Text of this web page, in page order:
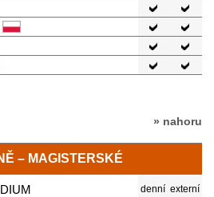
» nahoru
– MAGISTERSKÉ
denní externí